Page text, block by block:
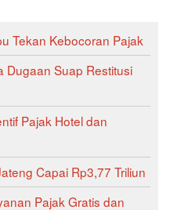
Tekan Kebocoran Pajak
Dugaan Suap Restitusi
Pajak Hotel dan
Capai Rp3,77 Triliun
Pajak Gratis dan